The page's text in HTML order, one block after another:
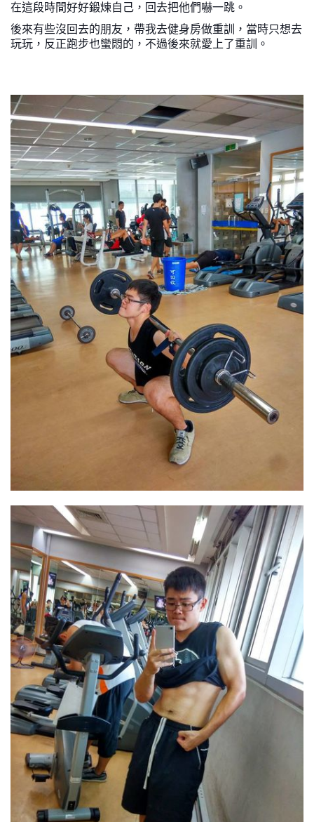
在這段時間好好鍛煉自己，回去把他們嚇一跳。
後來有些沒回去的朋友，帶我去健身房做重訓，當時只想去
玩玩，反正跑步也蠻悶的，不過後來就愛上了重訓。